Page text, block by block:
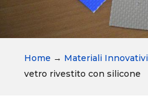
Home → Materiali Innovativi
vetro rivestito con silicone